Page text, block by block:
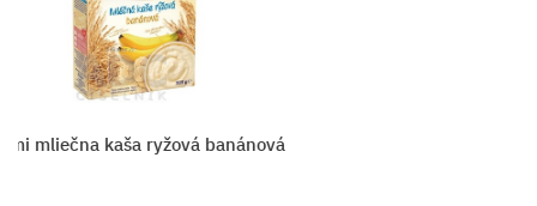
mliečna kaša ryžová banánová